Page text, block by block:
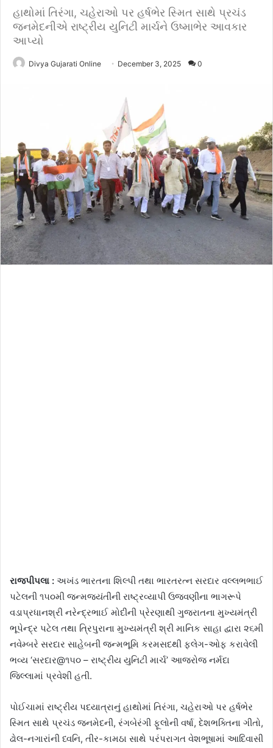
હાથોમાં તિરંગા, ચહેરાઓ પર હર્ષભેર સ્મિત સાથે પ્રચંડ
જનમેદનીએ રાષ્ટ્રીય યુનિટી માર્ચને ઉષ્માભેર આવકાર
આપ્યો
Divya Gujarati Online December 3, 2025 0
રાજપીપલા : અખંડ ભારતના શિલ્પી તથા ભારતરત્ન સરદાર વલ્લભભાઈ
પટેલની ૧૫૦મી જન્મજયંતીની રાષ્ટ્રવ્યાપી ઉજવણીના ભાગરૂપે
વડાપ્રધાનશ્રી નરેન્દ્રભાઈ મોદીની પ્રેરણાથી ગુજરાતના મુખ્યમંત્રી
ભૂપેન્દ્ર પટેલ તથા ત્રિપુરાના મુખ્યમંત્રી શ્રી માનિક સાહા દ્વારા ૨૬મી
નવેમ્બરે સરદાર સાહેબની જન્મભૂમિ કરમસદથી ફ્લેગ-ઓફ કરાવેલી
ભવ્ય ‘સરદાર@૧૫૦ – રાષ્ટ્રીય યુનિટી માર્ચ’ આજરોજ નર્મદા
જિલ્લામાં પ્રવેશી હતી.
પોઈચામાં રાષ્ટ્રીય પદયાત્રાનું હાથોમાં તિરંગા, ચહેરાઓ પર હર્ષભેર
સ્મિત સાથે પ્રચંડ જનમેદની, રંગબેરંગી ફૂલોની વર્ષા, દેશભક્તિના ગીતો,
ઢોલ-નગારાંની ધ્વનિ, તીર-કામઠા સાથે પરંપરાગત વેશભૂષામાં આદિવાસી